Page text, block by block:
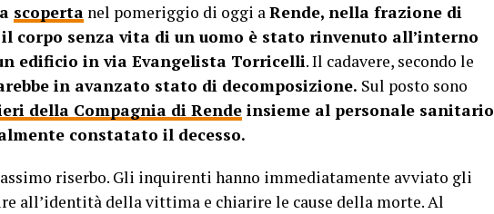
scoperta nel pomeriggio di oggi aRende, nella frazione di
corpo senza vita di un uomo è stato rinvenuto all’interno
edificio in via Evangelista Torricelli. Il cadavere, secondo le
in avanzato stato di decomposizione. Sul posto sono
della Compagnia di Rende insieme al personale sanitario
constatato il decesso.
riserbo. Gli inquirenti hanno immediatamente avviato gli
all’identità della vittima e chiarire le cause della morte. Al